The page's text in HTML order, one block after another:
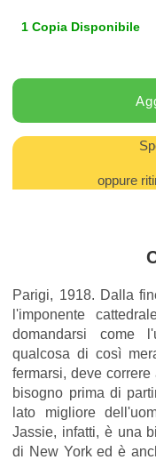
1 Copia Disponibile
oppure
Parigi, 1918. Dalla
l'imponente
domandarsi come
qualcosa di così
fermarsi, deve
bisogno prima di
lato migliore
Jassie, infatti, è una
di New York ed è